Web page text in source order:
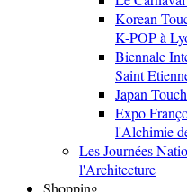
Korean
K-POP à
Biennale
Saint
Japan
Expo
l'Alchimie
Les Journées
l'Architecture